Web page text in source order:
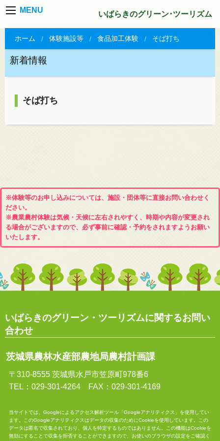
MENU いばらきのグリーン･ツーリズム
ホーム 体験施設等 食品加工体験 そば打ち
新着情報
そば打ち
※体験等のお申し込みについては、施設・団体等に直接お問い合わせく
ださい。
※農業農村体験は気候・天候に左右されやすく、時期や内容が変更され
る場合がございますので、必ず事前に確認・予約をされますようお願い
いたします。
いばらきのグリーン・ツーリズムに関するお問い
合わせ
茨城県農林水産部農地局農村計画課
〒310-8555 茨城県水戸市笠原町978番6
TEL：029-301-4264 FAX：029-301-4169
当サイトでは、Googleによるアクセス解析ツール「Googleアナリティクス」を使用してい
ます。このGoogleアナリティクスはデータの収集のためにCookieを使用しています。この
データは匿名で収集されており、個人を特定するものではありません。この機能はCookieを
無効にすることで収集を拒否することができますので、お使いのブラウザの設定をご確認く